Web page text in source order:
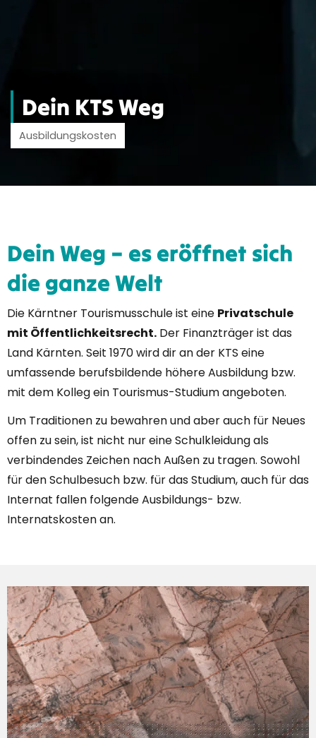
Dein KTS Weg
Ausbildungskosten
Dein Weg – es eröffnet sich
die ganze Welt
Die Kärntner Tourismusschule ist eine Privatschule
mit Öffentlichkeitsrecht. Der Finanzträger ist das
Land Kärnten. Seit 1970 wird dir an der KTS eine
umfassende berufsbildende höhere Ausbildung bzw.
mit dem Kolleg ein Tourismus-Studium angeboten.
Um Traditionen zu bewahren und aber auch für Neues
offen zu sein, ist nicht nur eine Schulkleidung als
verbindendes Zeichen nach Außen zu tragen. Sowohl
für den Schulbesuch bzw. für das Studium, auch für das
Internat fallen folgende Ausbildungs- bzw.
Internatskosten an.